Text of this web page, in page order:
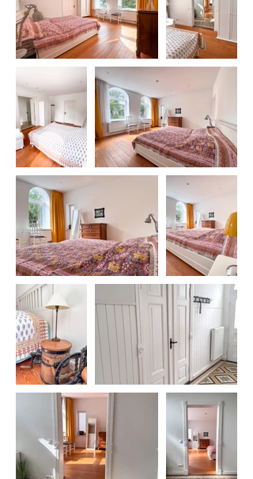
Geräte. Großzügige gepflasterte
Stellflächen schaffen zudem
ausreichend Platz für mehrere
Fahrzeuge – bis hin zum
Wohnmobil. Ein weiteres Plus: die
bereits installierte Wallbox, die
einsatzbereit für das Laden eines
Elektroautos zur Verfügung steht.
Besonders nachhaltig zeigt sich die
gigantische 5000-Liter-
Regenwasserzisterne, die den
gesamten Garten zuverlässig mit
Wasser versorgt – praktisch,
kostensparend und
umweltfreundlich zugleich.
Die Lage überzeugt! Schulen,
Einkaufsmöglichkeiten und
medizinische Versorgung in Garding
sind schnell erreichbar. Zudem
bietet der nahegelegene
Bahnanschluss beste Mobilität,